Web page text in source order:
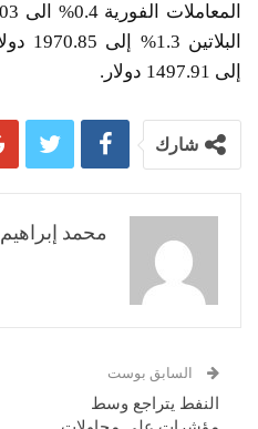
إلى 1497.91 دولار.
شارك
محمد إبراهيم
السابق بوست
النفط يتراجع وسط